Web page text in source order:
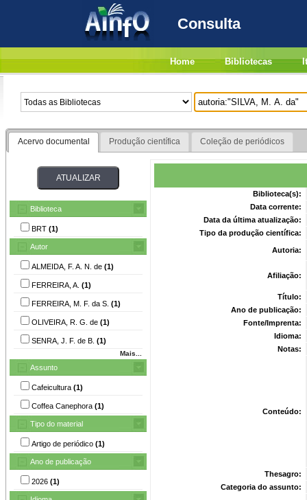
Consulta
Home Bibliotecas
Acervo documental Produção científica Coleção de periódicos
Biblioteca
BRT (1)
Autor
ALMEIDA, F. A. N. de (1)
FERREIRA, A. (1)
FERREIRA, M. F. da S. (1)
OLIVEIRA, R. G. de (1)
SENRA, J. F. de B. (1)
Mais...
Assunto
Cafeicultura (1)
Coffea Canephora (1)
Tipo do material
Artigo de periódico (1)
Ano de publicação
2026 (1)
Biblioteca(s):
Data corrente:
Data da última atualização:
Tipo da produção científica:
Autoria:
Afiliação:
Título:
Ano de publicação:
Fonte/Imprenta:
Idioma:
Notas:
Conteúdo:
Thesagro:
Categoria do assunto: